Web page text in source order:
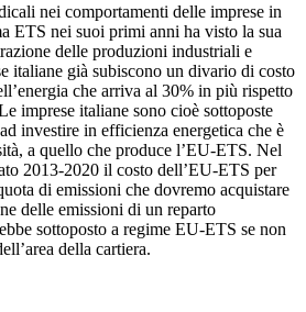
nei comportamenti delle imprese in
ETS nei suoi primi anni ha visto la sua
delle produzioni industriali e
italiane già subiscono un divario di costo
che arriva al 30% in più rispetto
imprese italiane sono cioè sottoposte
investire in efficienza energetica che è
a quello che produce l’EU-ETS. Nel
2013-2020 il costo dell’EU-ETS per
di emissioni che dovremo acquistare
delle emissioni di un reparto
sottoposto a regime EU-ETS se non
della cartiera.